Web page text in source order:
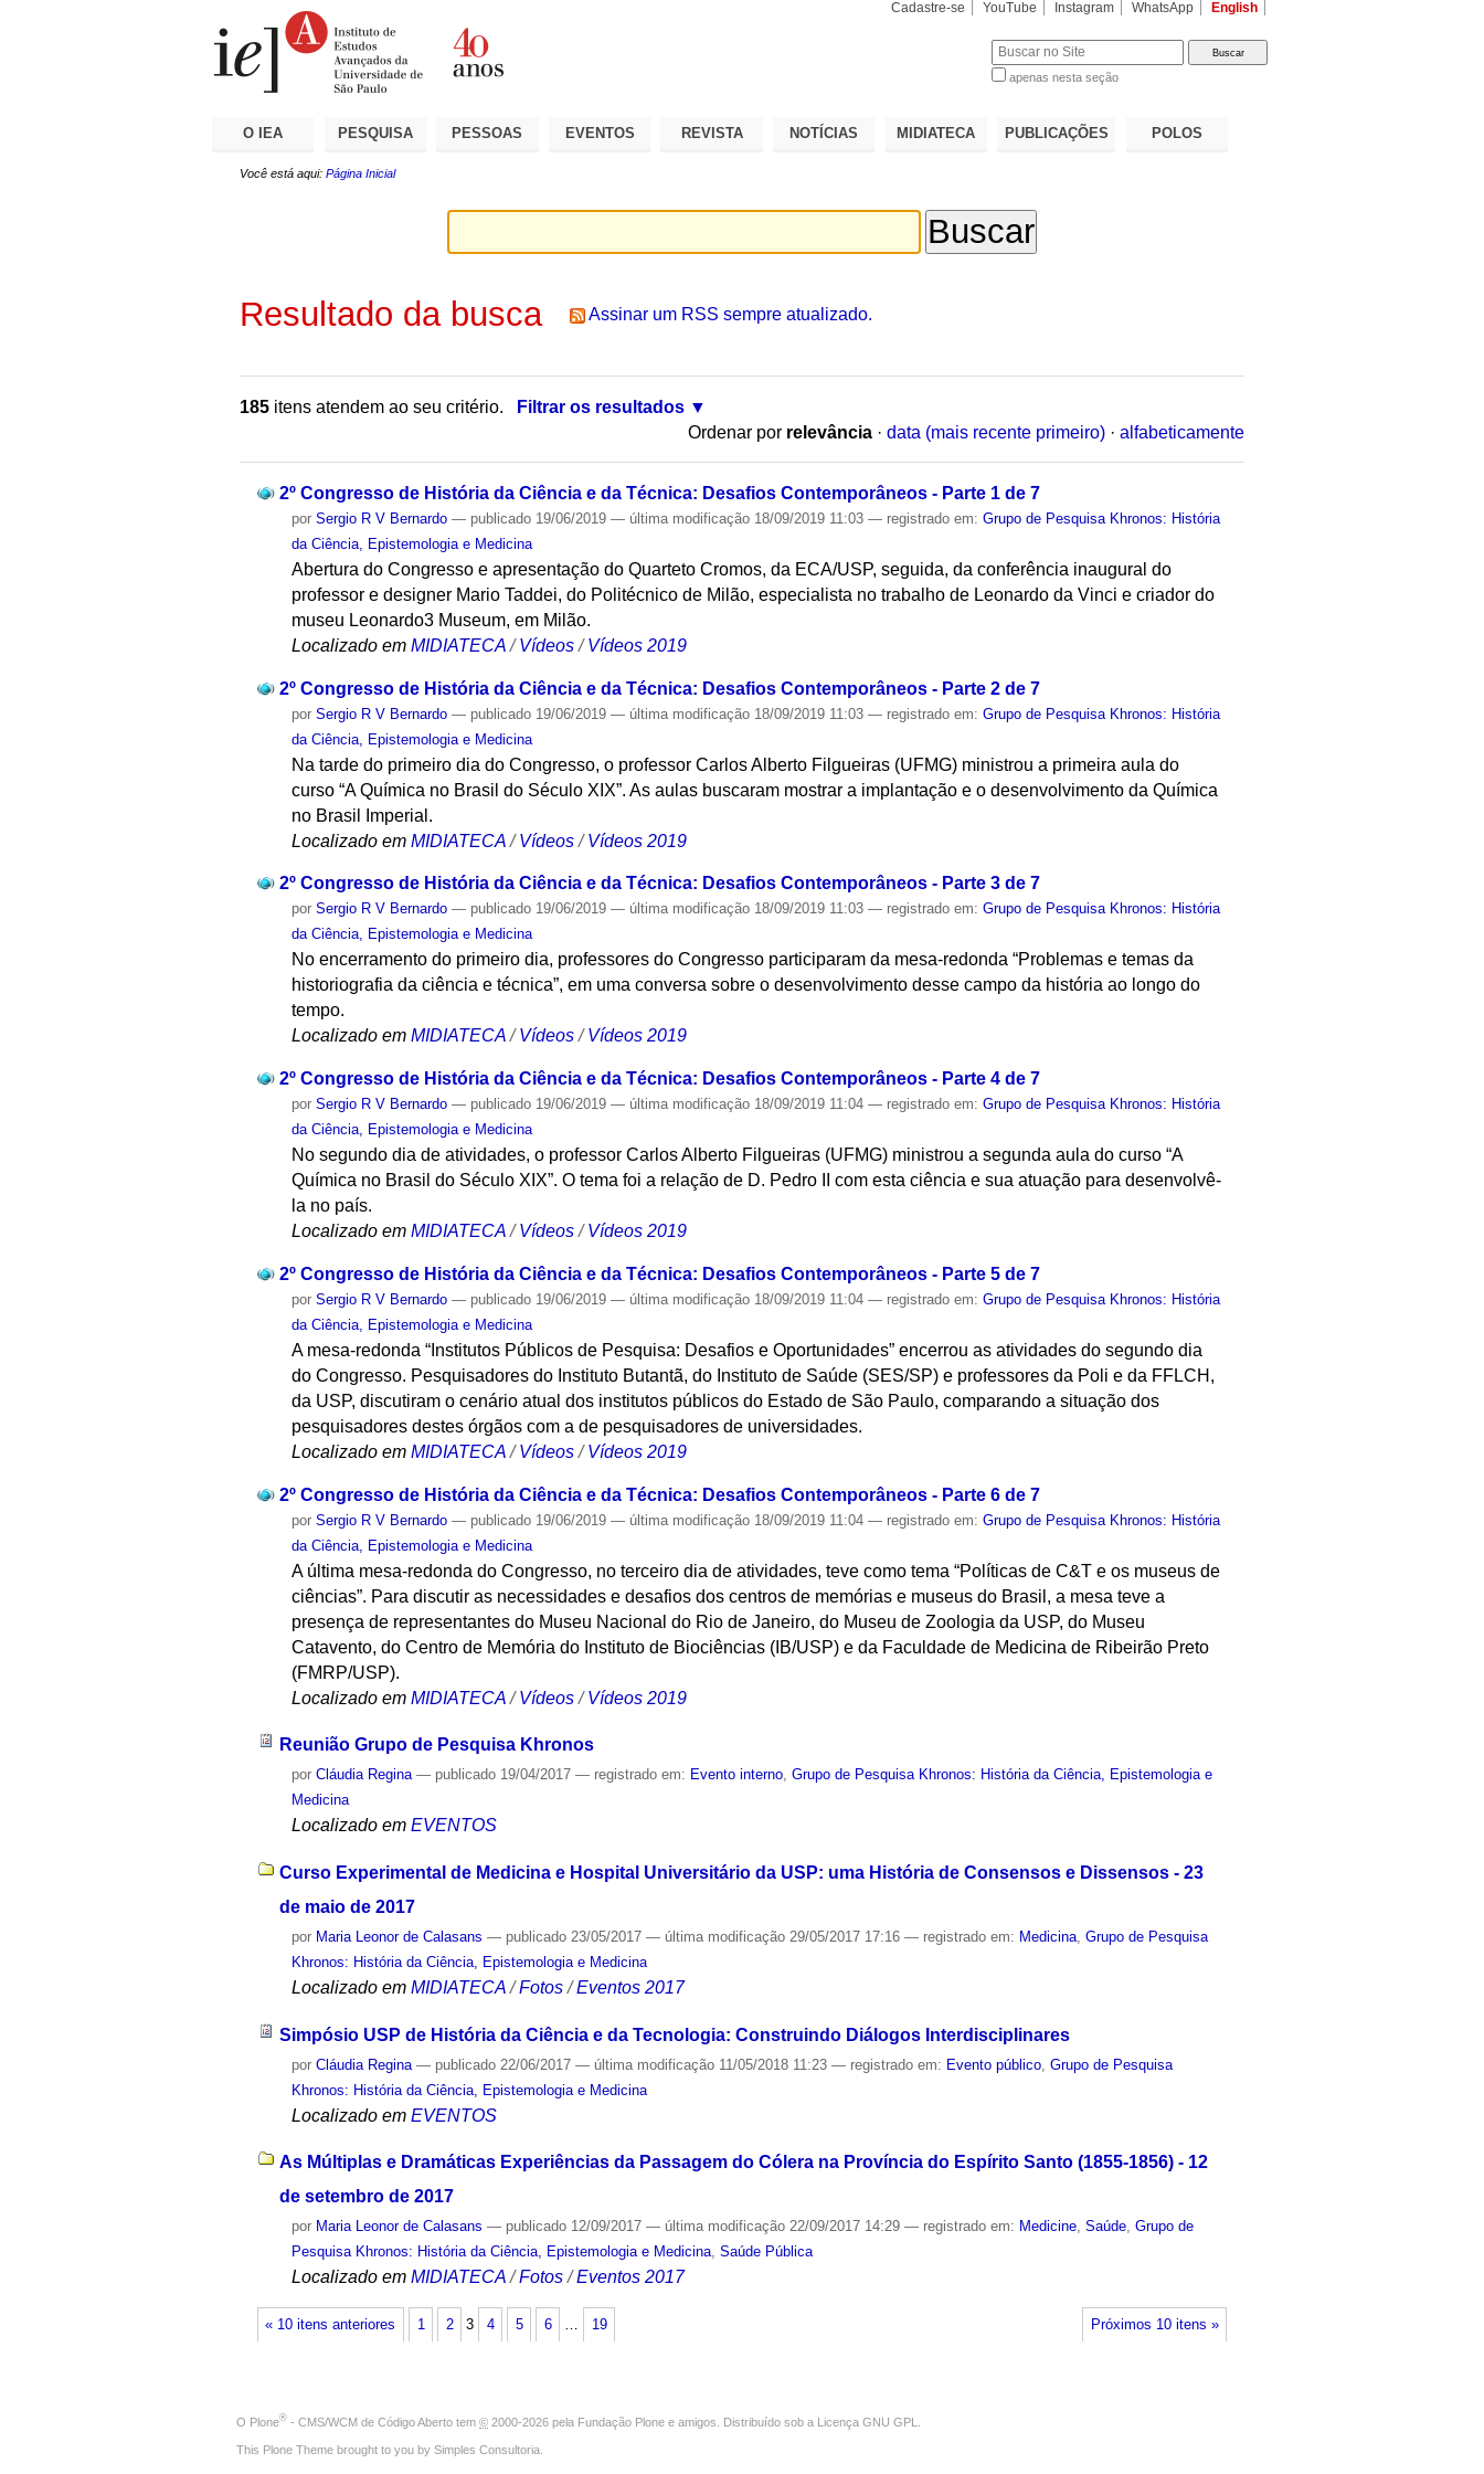
Cadastre-se YouTube Instagram WhatsApp English
apenas nesta seção
O IEA PESQUISA PESSOAS EVENTOS REVISTA NOTÍCIAS MIDIATECA PUBLICAÇÕES POLOS
Você está aqui: Página Inicial
Resultado da busca Assinar um RSS sempre atualizado.
185 itens atendem ao seu critério.
Filtrar os resultados
Ordenar por relevância · data (mais recente primeiro) · alfabeticamente
2º Congresso de História da Ciência e da Técnica: Desafios Contemporâneos - Parte 1 de 7
porSergio R V Bernardo — publicado 19/06/2019— última modificação 18/09/2019 11:03— registrado em:Grupo de Pesquisa Khronos: História
da Ciência, Epistemologia e Medicina
Abertura do Congresso e apresentação do Quarteto Cromos, da ECA/USP, seguida, da conferência inaugural do
professor e designer Mario Taddei, do Politécnico de Milão, especialista no trabalho de Leonardo da Vinci e criador do
museu Leonardo3 Museum, em Milão.
Localizado em MIDIATECA /Vídeos /Vídeos 2019
2º Congresso de História da Ciência e da Técnica: Desafios Contemporâneos - Parte 2 de 7
porSergio R V Bernardo — publicado 19/06/2019— última modificação 18/09/2019 11:03— registrado em:Grupo de Pesquisa Khronos: História
da Ciência, Epistemologia e Medicina
Na tarde do primeiro dia do Congresso, o professor Carlos Alberto Filgueiras (UFMG) ministrou a primeira aula do
curso “A Química no Brasil do Século XIX”. As aulas buscaram mostrar a implantação e o desenvolvimento da Química
no Brasil Imperial.
Localizado em MIDIATECA /Vídeos /Vídeos 2019
2º Congresso de História da Ciência e da Técnica: Desafios Contemporâneos - Parte 3 de 7
porSergio R V Bernardo — publicado 19/06/2019— última modificação 18/09/2019 11:03— registrado em:Grupo de Pesquisa Khronos: História
da Ciência, Epistemologia e Medicina
No encerramento do primeiro dia, professores do Congresso participaram da mesa-redonda “Problemas e temas da
historiografia da ciência e técnica”, em uma conversa sobre o desenvolvimento desse campo da história ao longo do
tempo.
Localizado em MIDIATECA /Vídeos /Vídeos 2019
2º Congresso de História da Ciência e da Técnica: Desafios Contemporâneos - Parte 4 de 7
porSergio R V Bernardo — publicado 19/06/2019— última modificação 18/09/2019 11:04— registrado em:Grupo de Pesquisa Khronos: História
da Ciência, Epistemologia e Medicina
No segundo dia de atividades, o professor Carlos Alberto Filgueiras (UFMG) ministrou a segunda aula do curso “A
Química no Brasil do Século XIX”. O tema foi a relação de D. Pedro II com esta ciência e sua atuação para desenvolvê-
la no país.
Localizado em MIDIATECA /Vídeos /Vídeos 2019
2º Congresso de História da Ciência e da Técnica: Desafios Contemporâneos - Parte 5 de 7
porSergio R V Bernardo — publicado 19/06/2019— última modificação 18/09/2019 11:04— registrado em:Grupo de Pesquisa Khronos: História
da Ciência, Epistemologia e Medicina
A mesa-redonda “Institutos Públicos de Pesquisa: Desafios e Oportunidades” encerrou as atividades do segundo dia
do Congresso. Pesquisadores do Instituto Butantã, do Instituto de Saúde (SES/SP) e professores da Poli e da FFLCH,
da USP, discutiram o cenário atual dos institutos públicos do Estado de São Paulo, comparando a situação dos
pesquisadores destes órgãos com a de pesquisadores de universidades.
Localizado em MIDIATECA /Vídeos /Vídeos 2019
2º Congresso de História da Ciência e da Técnica: Desafios Contemporâneos - Parte 6 de 7
porSergio R V Bernardo — publicado 19/06/2019— última modificação 18/09/2019 11:04— registrado em:Grupo de Pesquisa Khronos: História
da Ciência, Epistemologia e Medicina
A última mesa-redonda do Congresso, no terceiro dia de atividades, teve como tema “Políticas de C&T e os museus de
ciências”. Para discutir as necessidades e desafios dos centros de memórias e museus do Brasil, a mesa teve a
presença de representantes do Museu Nacional do Rio de Janeiro, do Museu de Zoologia da USP, do Museu
Catavento, do Centro de Memória do Instituto de Biociências (IB/USP) e da Faculdade de Medicina de Ribeirão Preto
(FMRP/USP).
Localizado em MIDIATECA /Vídeos /Vídeos 2019
Reunião Grupo de Pesquisa Khronos
porCláudia Regina — publicado 19/04/2017— registrado em: Evento interno,Grupo de Pesquisa Khronos: História da Ciência, Epistemologia e
Medicina
Localizado em EVENTOS
Curso Experimental de Medicina e Hospital Universitário da USP: uma História de Consensos e Dissensos - 23
de maio de 2017
por Maria Leonor de Calasans — publicado 23/05/2017— última modificação 29/05/2017 17:16— registrado em: Medicina ,Grupo de Pesquisa
Khronos: História da Ciência, Epistemologia e Medicina
Localizado em MIDIATECA /Fotos /Eventos 2017
Simpósio USP de História da Ciência e da Tecnologia: Construindo Diálogos Interdisciplinares
porCláudia Regina — publicado 22/06/2017— última modificação 11/05/2018 11:23— registrado em: Evento público ,Grupo de Pesquisa
Khronos: História da Ciência, Epistemologia e Medicina
Localizado em EVENTOS
As Múltiplas e Dramáticas Experiências da Passagem do Cólera na Província do Espírito Santo (1855-1856) - 12
de setembro de 2017
por Maria Leonor de Calasans — publicado 12/09/2017— última modificação 22/09/2017 14:29— registrado em: Medicine,Saúde,Grupo de
Pesquisa Khronos: História da Ciência, Epistemologia e Medicina,Saúde Pública
Localizado em MIDIATECA /Fotos /Eventos 2017
« 10 itens anteriores Próximos 10 itens »
1 2 3 4 5 6 19
O Plone® - CMS/WCM de Código Aberto tem © 2000-2026 pela Fundação Plone e amigos. Distribuído sob a Licença GNU GPL
This Plone Theme brought to you by Simples Consultoria